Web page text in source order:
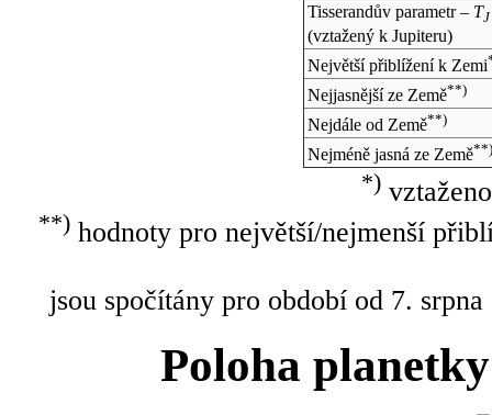
Tisserandův parametr – TJ
(vztažený k Jupiteru)
Největší přiblížení k Zemi
Nejjasnější ze Země**)
Nejdále od Země**)
Nejméně jasná ze Země**)
*)
**)hodnoty pro největší/nejmenší
jsou spočítány pro období od 7.
Poloha